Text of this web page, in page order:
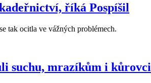
říká Pospíšil
tak ocitla ve vážných problémech.
suchu, mrazíkům i kůrovci